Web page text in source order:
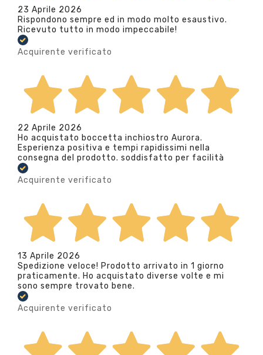
23 Aprile 2026
Rispondono sempre ed in modo molto esaustivo.
Ricevuto tutto in modo impeccabile!
Acquirente verificato
22 Aprile 2026
Ho acquistato boccetta inchiostro Aurora.
Esperienza positiva e tempi rapidissimi nella
consegna del prodotto. soddisfatto per facilità
Acquirente verificato
13 Aprile 2026
Spedizione veloce! Prodotto arrivato in 1 giorno
praticamente. Ho acquistato diverse volte e mi
sono sempre trovato bene.
Acquirente verificato